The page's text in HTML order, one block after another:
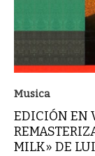
Musica
EDICIÓN EN
MILK» DE